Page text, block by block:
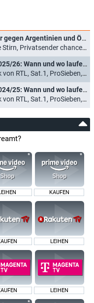
Quoten: "GZSZ"-Special tut sich schwer gegen Argentinien und Österreich
chancenlos (23.06.2026)
Weihnachten, Silvester und Neujahr 2025/26: Wann und wo laufen "Kevin - Allein zu Haus", "Schöne Bescherung" und Co.?
RTL Zwei und Kabel Eins (16.12.2025)
Weihnachten, Silvester und Neujahr 2024/25: Wann und wo laufen "Kevin - Allein zu Haus", "Schöne Bescherung" und Co.?
RTL Zwei und Kabel Eins (14.12.2024)
KAUFEN
LEIHEN
LEIHEN